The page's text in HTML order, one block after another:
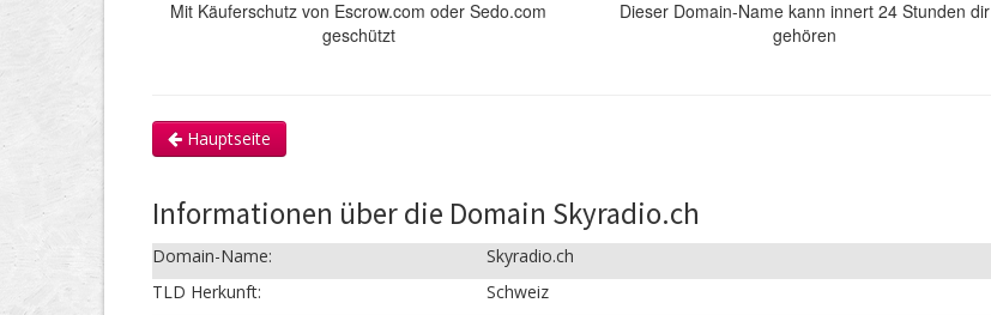
Mit Käuferschutz von Escrow.com oder Sedo.com
geschützt
Dieser Domain-Name kann innert 24 Stunden dir
gehören
Hauptseite
Informationen über die Domain Skyradio.ch
Domain-Name:
Skyradio.ch
TLD Herkunft:
Schweiz